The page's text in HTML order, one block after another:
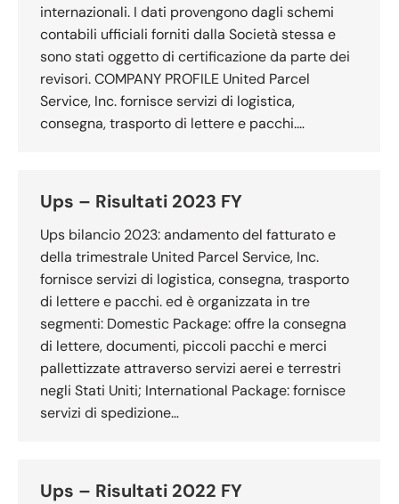
internazionali. I dati provengono dagli schemi
contabili ufficiali forniti dalla Società stessa e
sono stati oggetto di certificazione da parte dei
revisori. COMPANY PROFILE United Parcel
Service, Inc. fornisce servizi di logistica,
consegna, trasporto di lettere e pacchi.…
Ups – Risultati 2023 FY
Ups bilancio 2023: andamento del fatturato e
della trimestrale United Parcel Service, Inc.
fornisce servizi di logistica, consegna, trasporto
di lettere e pacchi. ed è organizzata in tre
segmenti: Domestic Package: offre la consegna
di lettere, documenti, piccoli pacchi e merci
pallettizzate attraverso servizi aerei e terrestri
negli Stati Uniti; International Package: fornisce
servizi di spedizione…
Ups – Risultati 2022 FY